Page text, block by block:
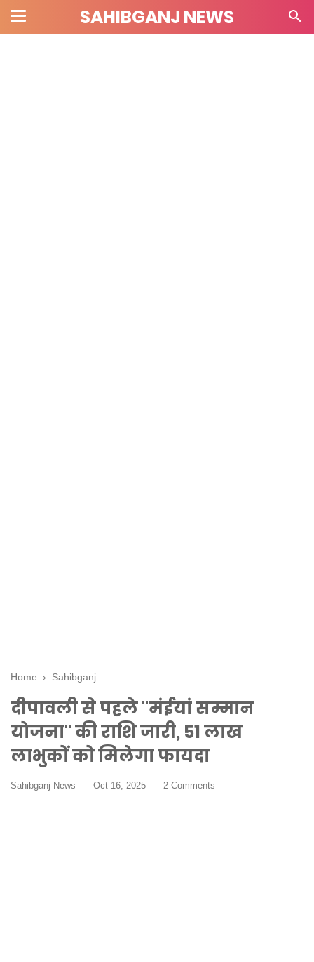
SAHIBGANJ NEWS
Home › Sahibganj
दीपावली से पहले "मंईयां सम्मान
योजना" की राशि जारी, 51 लाख
लाभुकों को मिलेगा फायदा
Sahibganj News Oct 16, 2025 2 Comments